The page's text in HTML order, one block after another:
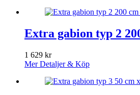
Extra gabion typ 2
1 629 kr
Mer Detaljer & Köp